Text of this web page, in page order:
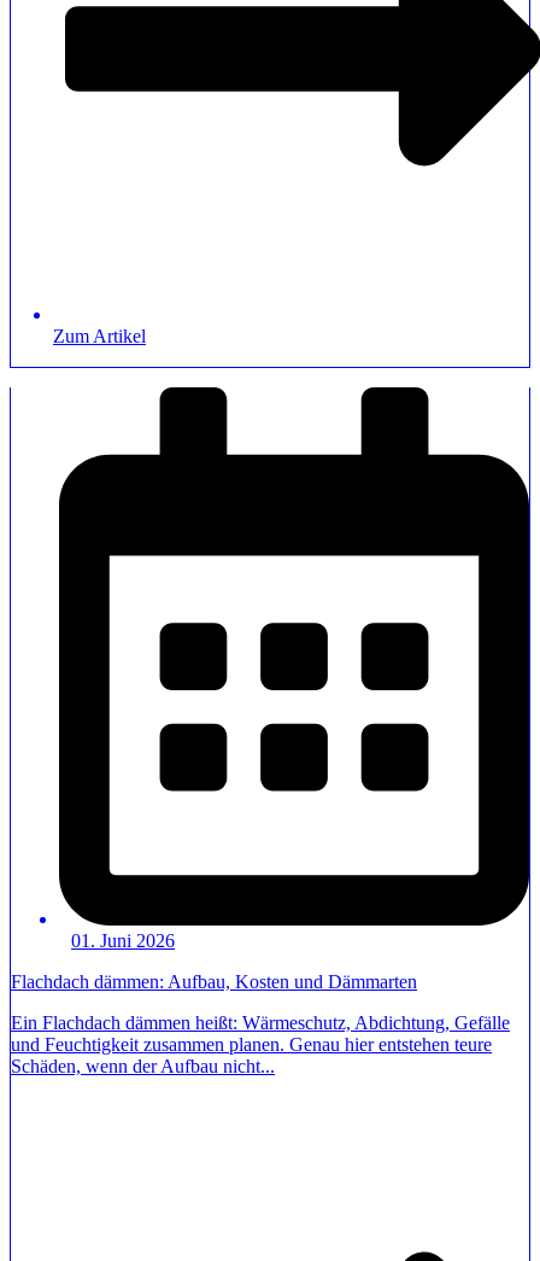
Zum Artikel
01. Juni 2026
Flachdach dämmen: Aufbau, Kosten und Dämmarten
Ein Flachdach dämmen heißt: Wärmeschutz, Abdichtung, Gefälle
und Feuchtigkeit zusammen planen. Genau hier entstehen teure
Schäden, wenn der Aufbau nicht...